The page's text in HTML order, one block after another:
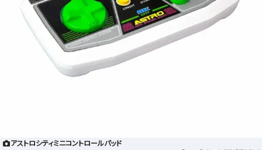
アストロシティミニコントロールパッド